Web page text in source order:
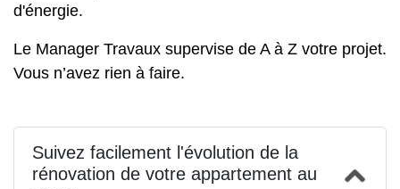
d'énergie.
Le Manager Travaux supervise de A à Z votre projet.
Vous n’avez rien à faire.
Suivez facilement l'évolution de la
rénovation de votre appartement au